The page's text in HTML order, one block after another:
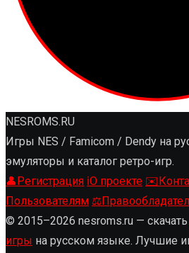
NESROMS.RU
Игры NES / Famicom / Dendy на
эмуляторы и каталог ретро-игр.
👤Регистрация ℹ️О проекте ✉️
Пользователям ⚖️
© 2015–2026 nesroms.ru — скачать
игры на русском языке. Лучшие